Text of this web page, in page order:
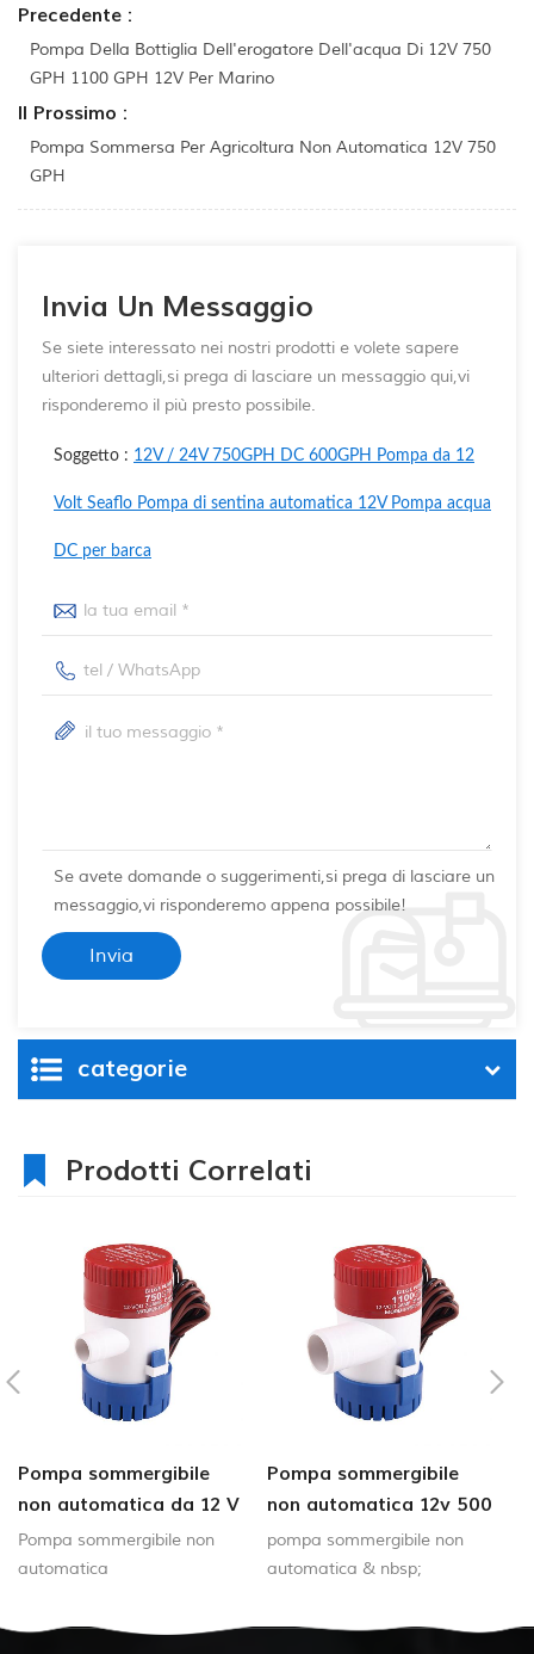
Precedente :
Pompa Della Bottiglia Dell'erogatore Dell'acqua Di 12V 750
GPH 1100 GPH 12V Per Marino
Il Prossimo :
Pompa Sommersa Per Agricoltura Non Automatica 12V 750
GPH
Invia Un Messaggio
Se siete interessato nei nostri prodotti e volete sapere
ulteriori dettagli,si prega di lasciare un messaggio qui,vi
risponderemo il più presto possibile.
Soggetto : 12V / 24V 750GPH DC 600GPH Pompa da 12
Volt Seaflo Pompa di sentina automatica 12V Pompa acqua
DC per barca
Se avete domande o suggerimenti,si prega di lasciare un
messaggio,vi risponderemo appena possibile!
categorie
Prodotti Correlati
Pompa sommergibile
non automatica da 12 V
e 350 GPH
Pompa sommergibile non
automatica
Pompa sommergibile
non automatica 12v 500
gph
pompa sommergibile non
automatica & nbsp;